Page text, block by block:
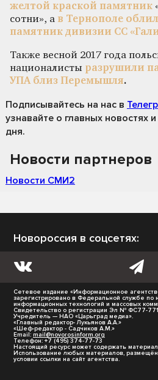
желтой краской памятник
сотни», а в Тернополе
памятник дивизии СС
Также весной 2017 года
националисты разрушили
УПА близ Перемышля.
Подписывайтесь на нас в
узнавайте о главных новостях
дня.
Новости партнеров
Новости СМИ2
Новороссия в соцсетях:
Сетевое издание «Информационное
зарегистрировано в Федеральной службе по
информационных технологий и массовых
Свидетельство о регистрации Эл № ФС77-
Учредитель — НАО «Царьград медиа».
«Главный редактор- Лукьянов А.А.»
«Шеф-редактор - Садчиков А.М.»
Email: mail@novorosinform.org
Телефон: +7 (495) 374-77-73
Настоящий ресурс может содержать
Использование любых материалов,
условии ссылки на сайт агентства.